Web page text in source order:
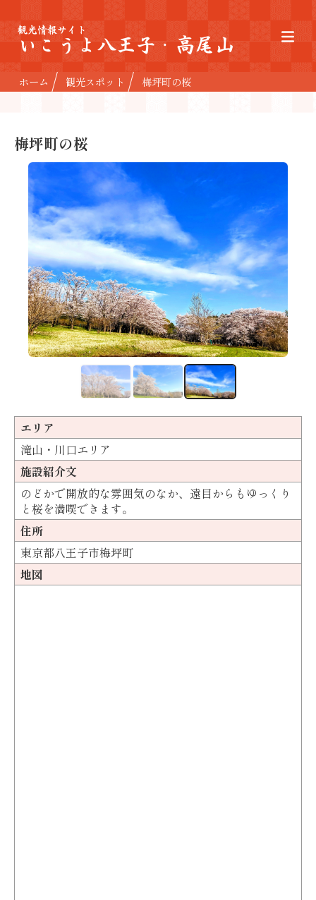
観光情報サイト
いこうよ八王子・高尾山
ホーム 観光スポット 梅坪町の桜
梅坪町の桜
エリア
滝山・川口エリア
施設紹介文
のどかで開放的な雰囲気のなか、遠目からもゆっくり
と桜を満喫できます。
住所
東京都八王子市梅坪町
地図